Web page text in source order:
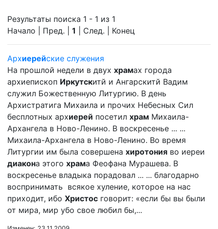
Результаты поиска 1 - 1 из 1
Начало | Пред. | 1 | След. | Конец
Архиерейские служения
На прошлой недели в двух храмах города
архиепископ Иркутскитй и Ангарскитй Вадим
служил Божественную Литургию. В день
Архистратига Михаила и прочих Небесных Сил
бесплотных архиерей посетил храм Михаила-
Архангела в Ново-Ленино. В воскресенье ... ...
Михаила-Архангела в Ново-Ленино. Во время
Литургии им была совершена хиротония во иереи
диакона этого храма Феофана Мурашева. В
воскресенье владыка порадовал ... ... благодарно
воспринимать всякое хуление, которое на нас
приходит, ибо Христос говорит: «если бы вы были
от мира, мир убо свое любил бы,...